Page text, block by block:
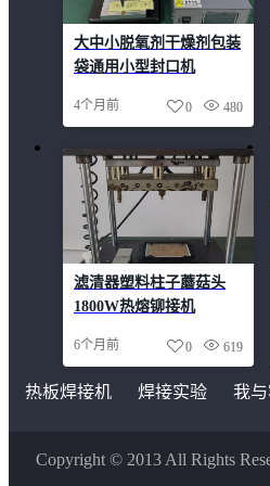
大中小脱氧剂干燥剂包装
袋通用小型封口机
4个月前 480
0
滤清器塑料柱子蘑菇头
1800W热熔铆接机
6个月前 619
0
热板焊接机 焊接实验 我
Copyright © 2013 All Rights